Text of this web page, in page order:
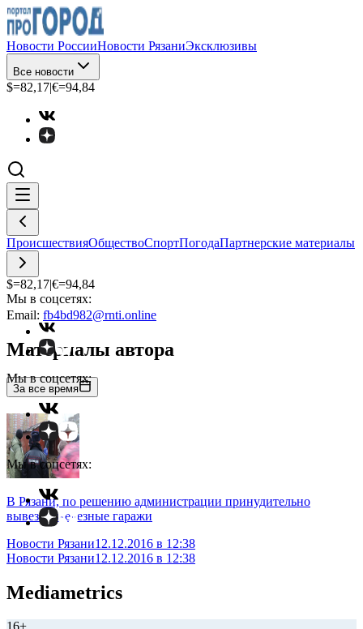
Новости РоссииНовости РязаниЭксклюзивы
Все новости
$=82,17|€=94,84
ПроисшествияОбществоСпортПогодаПартнерские материалы
$=82,17|€=94,84
Мы в соцсетях:
Мы в соцсетях:
Мы в соцсетях:
Email: fb4bd982@rnti.online
Материалы автора
За все время
В Рязани, по решению администрации принудительно
вывезли железные гаражи
Новости Рязани12.12.2016 в 12:38
Новости Рязани12.12.2016 в 12:38
Mediametrics